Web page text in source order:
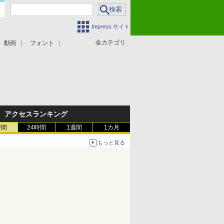
Impress サイト
全カテゴリ
動画 フォント
アクセスランキング
24時間 1週間 1カ月
もっと見る